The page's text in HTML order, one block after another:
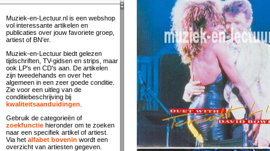
Muziek-en-Lectuur.nl is een webshop
vol interessante artikelen en
publicaties over jouw favoriete groep,
artiest of BN'er.
Muziek-en-Lectuur biedt gelezen
tijdschriften, TV-gidsen en strips, maar
ook LP's en CD's aan. De artikelen
zijn tweedehands en over het
algemeen in een zeer goede conditie.
Zie voor een uitleg van de
conditiebeschrijving bij
kwaliteitsaanduidingen
Gebruik de categorieën of
zoekfunctie hieronder om te zoeken
naar een specifiek artikel of artiest.
Via het alfabet bovenin wordt een
overzicht van artiesten gegeven.